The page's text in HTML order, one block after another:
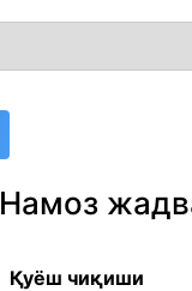
Намоз
Қуёш чиқиши